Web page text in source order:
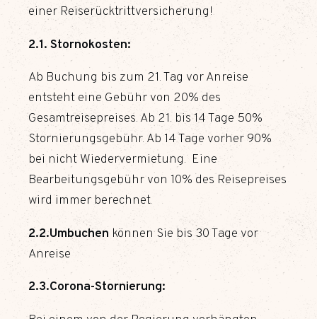
einer Reiserücktrittversicherung!
2.1. Stornokosten:
Ab Buchung bis zum 21. Tag vor Anreise
entsteht eine Gebühr von 20% des
Gesamtreisepreises. Ab 21. bis 14 Tage 50%
Stornierungsgebühr. Ab 14 Tage vorher 90%
bei nicht Wiedervermietung. Eine
Bearbeitungsgebühr von 10% des Reisepreises
wird immer berechnet.
2.2.Umbuchen können Sie bis 30 Tage vor
Anreise
2.3.Corona-Stornierung: